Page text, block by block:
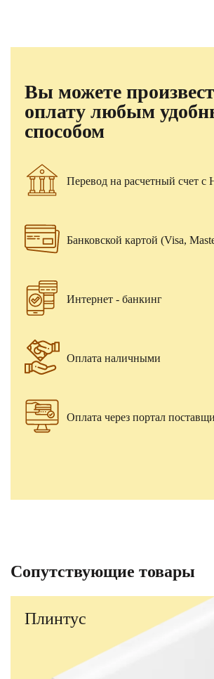
Вы можете
оплату любым
способом
Перевод на расчетный счет
Банковской картой (Visa,
Интернет - банкинг
Оплата наличными
Оплата через портал
Сопутствующие товары
Плинтус